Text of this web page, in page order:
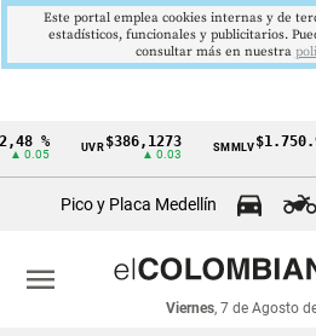
Cintillo
económicos
Colombia
%
0.05
UVR$386,1273
▲ 0.03
SMMLV
Pico y Placa Medellín
Viernes, 7 de Agosto
menu
Este portal emplea cookies internas y de
estadísticos, funcionales y publicitarios.
consultar más en nuestra